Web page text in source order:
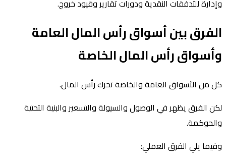
وإدارة للتدفقات النقدية ودورات تقارير وقيود خروج.
الفرق بين أسواق رأس المال العامة
وأسواق رأس المال الخاصة
كل من الأسواق العامة والخاصة تحرك رأس المال.
لكن الفرق يظهر في الوصول والسيولة والتسعير والبنية التحتية
والحوكمة.
وفيما يلي الفرق العملي: